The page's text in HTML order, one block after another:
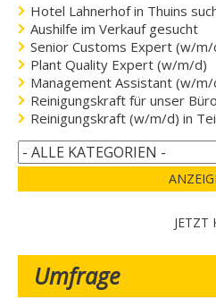
Hotel Lahnerhof in Thuins
Aushilfe im Verkauf gesucht
Senior Customs Expert (w/m/
Plant Quality Expert (w/m/d)
Management Assistant (w/m/
Reinigungskraft für unser
Reinigungskraft (w/m/d) in
JETZT
Umfrage